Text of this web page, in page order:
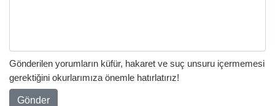
Gönderilen yorumların küfür, hakaret ve suç unsuru içermemesi
gerektiğini okurlarımıza önemle hatırlatırız!
Gönder